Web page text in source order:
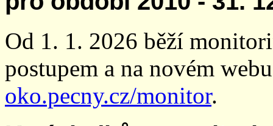
Od 1. 1. 2026 běží
postupem a na novém
oko.pecny.cz/monitor.